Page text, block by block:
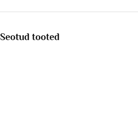
Seotud tooted